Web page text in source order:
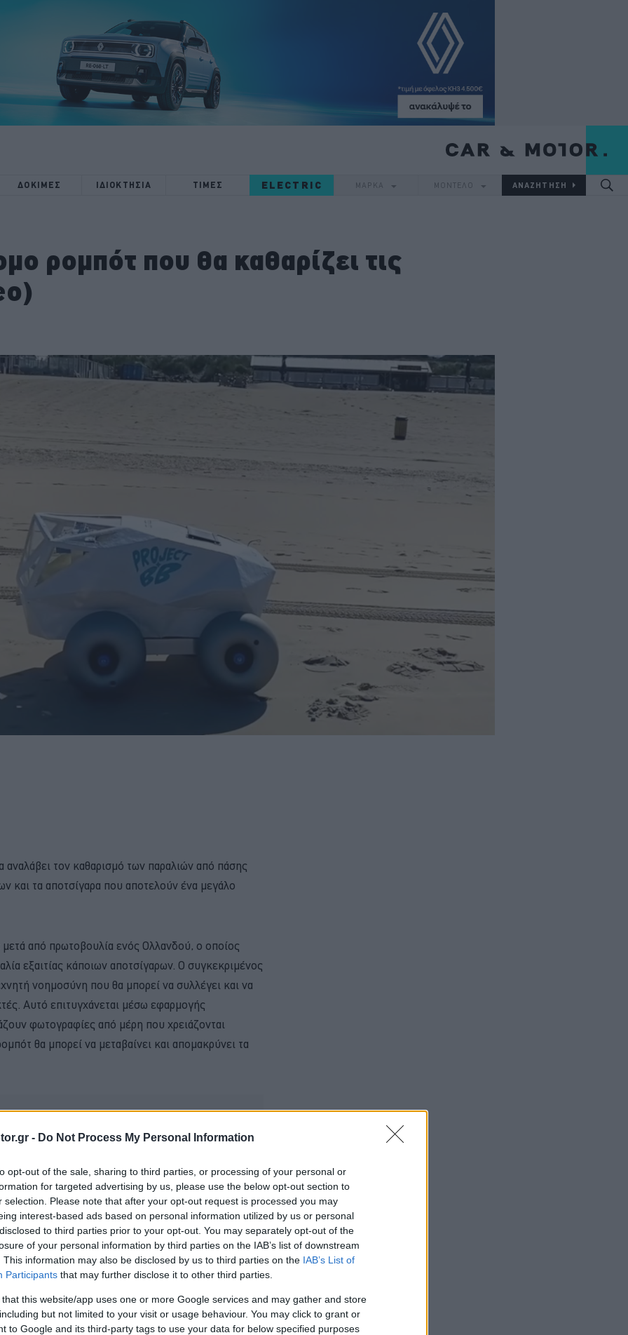
- Do Not Process My Personal Information
opt-out of the sale, sharing to third parties, or processing of your personal or
for targeted advertising by us, please use the below opt-out section to
selection. Please note that after your opt-out request is processed you may
interest-based ads based on personal information utilized by us or personal
to third parties prior to your opt-out. You may separately opt-out of the
of your personal information by third parties on the IAB’s list of downstream
This information may also be disclosed by us to third parties on the IAB’s List of
Participants that may further disclose it to other third parties.
that this website/app uses one or more Google services and may gather and store
but not limited to your visit or usage behaviour. You may click to grant or
to Google and its third-party tags to use your data for below specified purposes
ΔΟΚΙΜΕΣ ΙΔΙΟΚΤΗΣΙΑ ΤΙΜΕΣ ELECTRIC ΜΑΡΚΑ ΜΟΝΤΕΛΟ
ρομπότ που θα καθαρίζει τις
τον καθαρισμό των παραλιών από πάσης
και τα αποτσίγαρα που αποτελούν ένα μεγάλο
από πρωτοβουλία ενός Ολλανδού, ο οποίος
εξαιτίας κάποιων αποτσίγαρων. Ο συγκεκριμένος
νοημοσύνη που θα μπορεί να συλλέγει και να
Αυτό επιτυγχάνεται μέσω εφαρμογής
φωτογραφίες από μέρη που χρειάζονται
θα μπορεί να μεταβαίνει και απομακρύνει τα